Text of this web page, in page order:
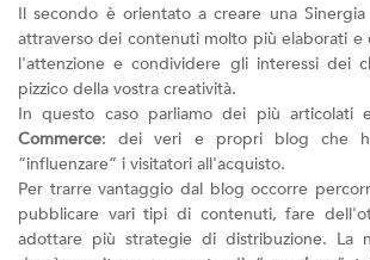
Il secondo è orientato a creare una
attraverso dei contenuti molto più elaborati e
l'attenzione e condividere gli interessi dei
pizzico della vostra creatività.
In questo caso parliamo dei più articolati
Commerce: dei veri e propri blog che
“influenzare” i visitatori all'acquisto.
Per trarre vantaggio dal blog occorre
pubblicare vari tipi di contenuti, fare
adottare più strategie di distribuzione. La